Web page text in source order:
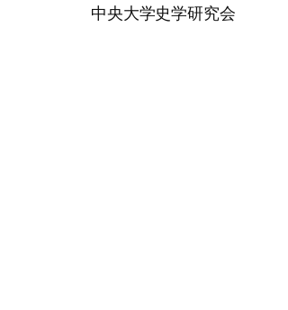
中央大学史学研究会